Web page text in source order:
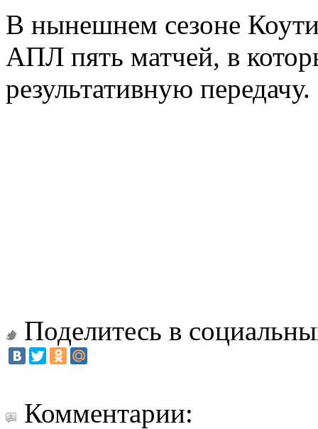
В нынешнем сезоне
АПЛ пять матчей, в
результативную передачу.
Поделитесь в
Комментарии: